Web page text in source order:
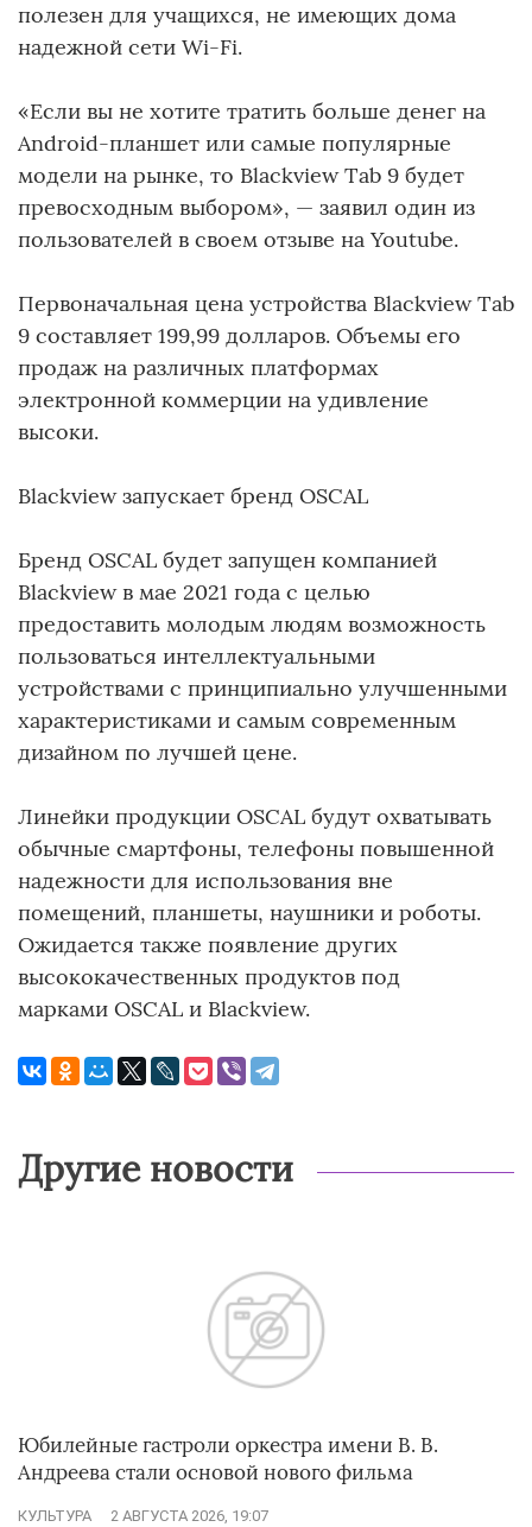
полезен для учащихся, не имеющих дома
надежной сети Wi-Fi.
«Если вы не хотите тратить больше денег на
Android-планшет или самые популярные
модели на рынке, то Blackview Tab 9 будет
превосходным выбором», — заявил один из
пользователей в своем отзыве на Youtube.
Первоначальная цена устройства Blackview Tab
9 составляет 199,99 долларов. Объемы его
продаж на различных платформах
электронной коммерции на удивление
высоки.
Blackview запускает бренд OSCAL
Бренд OSCAL будет запущен компанией
Blackview в мае 2021 года с целью
предоставить молодым людям возможность
пользоваться интеллектуальными
устройствами с принципиально улучшенными
характеристиками и самым современным
дизайном по лучшей цене.
Линейки продукции OSCAL будут охватывать
обычные смартфоны, телефоны повышенной
надежности для использования вне
помещений, планшеты, наушники и роботы.
Ожидается также появление других
высококачественных продуктов под
марками OSCAL и Blackview.
Другие новости
Юбилейные гастроли оркестра имени В. В.
Андреева стали основой нового фильма
КУЛЬТУРА 2 АВГУСТА 2026, 19:07